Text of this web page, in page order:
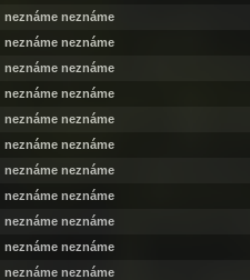
neznáme neznáme
neznáme neznáme
neznáme neznáme
neznáme neznáme
neznáme neznáme
neznáme neznáme
neznáme neznáme
neznáme neznáme
neznáme neznáme
neznáme neznáme
neznáme neznáme